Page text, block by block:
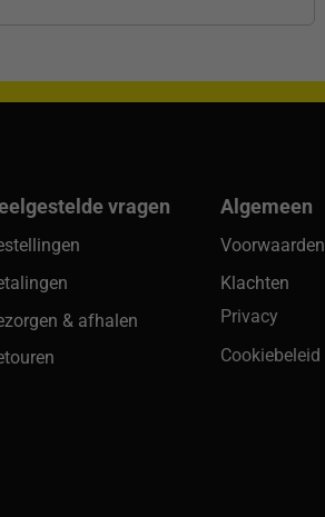
vragen
& afhalen
Algemeen
Voorwaarden
Klachten
Privacy
Cookiebeleid